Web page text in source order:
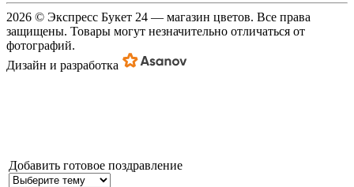
2026 © Экспресс Букет 24 — магазин цветов. Все права
защищены. Товары могут незначительно отличаться от
фотографий.
Дизайн и разработка
Добавить готовое поздравление